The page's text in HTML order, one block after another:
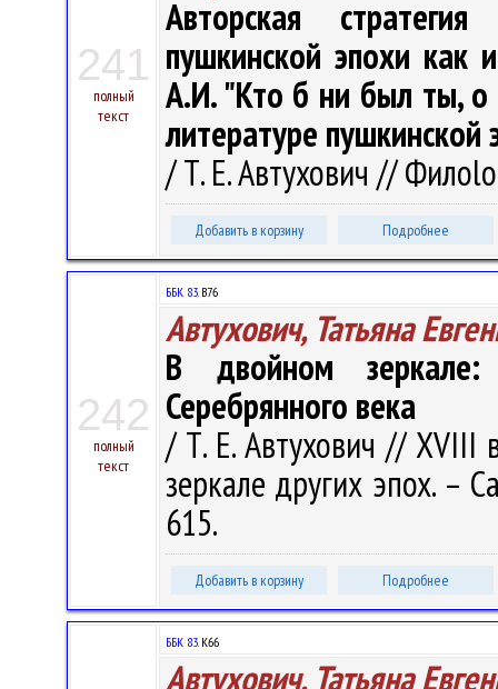
241
полный
текст
Авторская
пушкинской эпохи как
А.И. "Кто б ни был ты, о
литературе пушкинской
/ Т. Е. Автухович //
Добавить в корзину Подробнее
242
полный
текст
ББК 83.В76
Автухович, Татьяна
В двойном
Серебрянного века
/ Т. Е. Автухович // XVIII
зеркале других эпох. –
615.
Добавить в корзину Подробнее
ББК 83.К66
Автухович, Татьяна